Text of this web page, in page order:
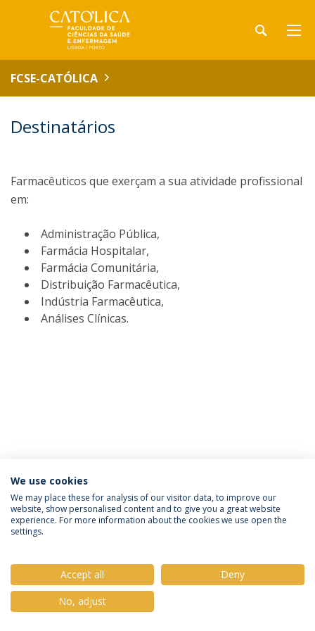
FCSE-CATÓLICA
Destinatários
Farmacêuticos que exerçam a sua atividade profissional
em:
Administração Pública,
Farmácia Hospitalar,
Farmácia Comunitária,
Distribuição Farmacêutica,
Indústria Farmacêutica,
Análises Clínicas.
Política de Privacidade
Termos e Condições
Direitos do Titular dos Dados
© 2026 Universidade Católica Portuguesa
We use cookies
We may place these for analysis of our visitor data, to improve our
website, show personalised content and to give you a great website
experience. For more information about the cookies we use open the
settings.
Accept all
Deny
No, adjust